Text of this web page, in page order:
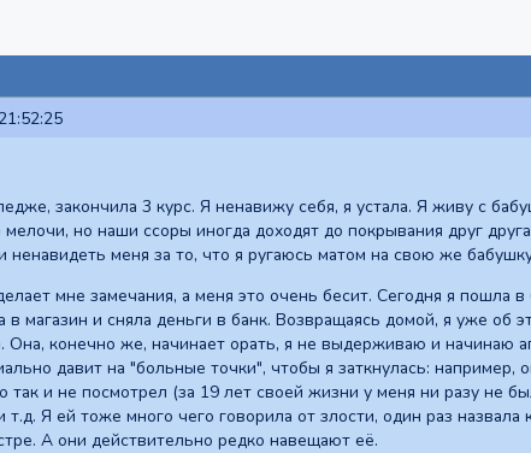
закончила 3 курс. Я ненавижу себя, я устала. Я живу с
мелочи, но наши ссоры иногда доходят до покрывания друг
ненавидеть меня за то, что я ругаюсь матом на свою же
мне замечания, а меня это очень бесит. Сегодня я пошла
в магазин и сняла деньги в банк. Возвращаясь домой, я уже
конечно же, начинает орать, я не выдерживаю и начинаю
давит на "больные точки", чтобы я заткнулась:
так и не посмотрел (за 19 лет своей жизни у меня ни разу не
Я ей тоже много чего говорила от злости, один раз
А они действительно редко навещают еë.